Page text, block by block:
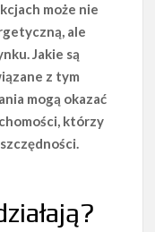
może nie
ale
Jakie są
z tym
mogą okazać
którzy